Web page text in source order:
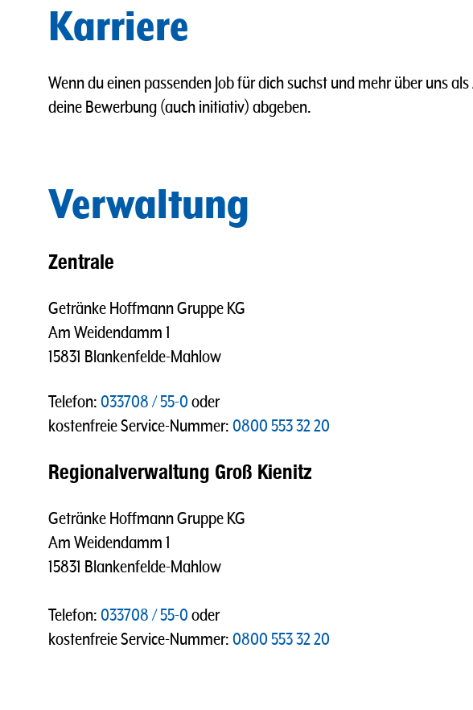
Karriere
Wenn du einen passenden Job für dich suchst und mehr über uns
deine Bewerbung (auch initiativ) abgeben.
Verwaltung
Zentrale
Getränke Hoffmann Gruppe KG
Am Weidendamm 1
15831 Blankenfelde-Mahlow
Telefon: 033708 / 55-0 oder
kostenfreie Service-Nummer: 0800 553 32 20
Regionalverwaltung Groß Kienitz
Getränke Hoffmann Gruppe KG
Am Weidendamm 1
15831 Blankenfelde-Mahlow
Telefon: 033708 / 55-0 oder
kostenfreie Service-Nummer: 0800 553 32 20